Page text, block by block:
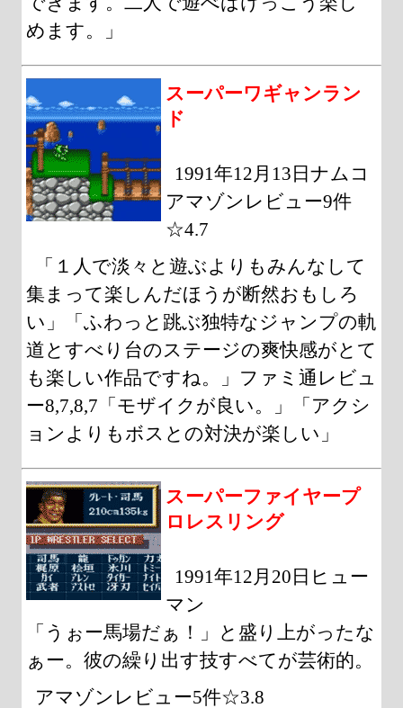
めます。」
スーパーワギャンラン
ド
1991年12月13日ナムコ
アマゾンレビュー9件
☆4.7
「１人で淡々と遊ぶよりもみんなして
集まって楽しんだほうが断然おもしろ
い」「ふわっと跳ぶ独特なジャンプの軌
道とすべり台のステージの爽快感がとて
も楽しい作品ですね。」ファミ通レビュ
ー8,7,8,7「モザイクが良い。」「アクシ
ョンよりもボスとの対決が楽しい」
スーパーファイヤープ
ロレスリング
1991年12月20日ヒュー
マン
「うぉー馬場だぁ！」と盛り上がったな
ぁー。彼の繰り出す技すべてが芸術的。
アマゾンレビュー5件☆3.8